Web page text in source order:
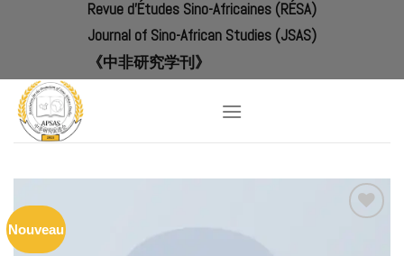
Revue d'Études Sino-Africaines (RÉSA)
Journal of Sino-African Studies (JSAS)
《中非研究学刊》
Nouveau